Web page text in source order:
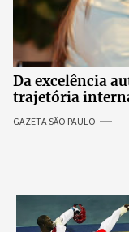
Da excelência
trajetória
GAZETA SÃO PAULO